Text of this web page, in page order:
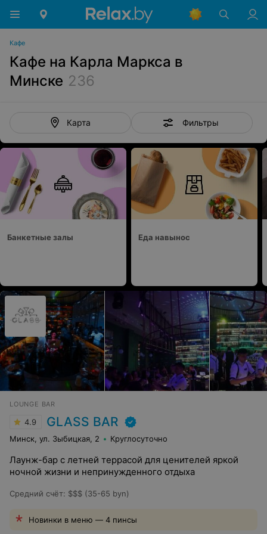
Кафе
Кафе на Карла Маркса в
Минске 236
Карта Фильтры
Банкетные залы Еда навынос
LOUNGE BAR
4.9 GLASS BAR
Минск, ул. Зыбицкая, 2 Круглосуточно
Лаунж-бар с летней террасой для ценителей яркой
ночной жизни и непринужденного отдыха
Средний счёт: $$$ (35-65 byn)
Новинки в меню — 4 пинсы